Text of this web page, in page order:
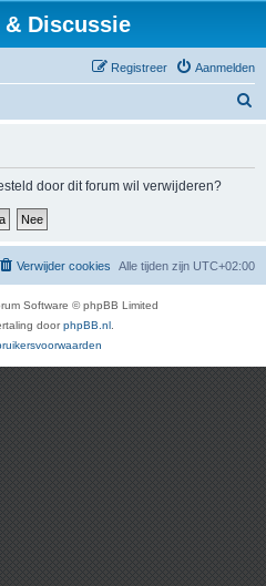
& Discussie
Aanmelden
Registreer
door dit forum wil verwijderen?
Alle tijden zijn UTC+02:00
Verwijder cookies
Software © phpBB Limited
doorphpBB.nl